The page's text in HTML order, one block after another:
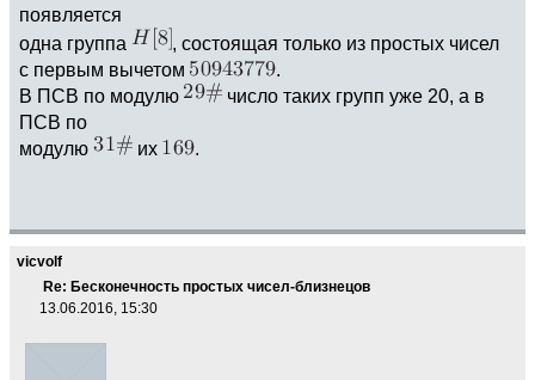
появляется
одна группа
, состоящая только из простых чисел
с первым вычетом
.
В ПСВ по модулю
число таких групп уже 20, а в
ПСВ по
модулю
их .
vicvolf
Re: Бесконечность простых чисел-близнецов
13.06.2016, 15:30